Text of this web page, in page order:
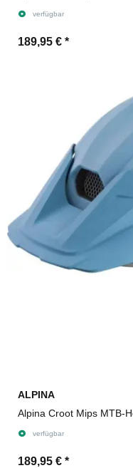
verfügbar
189,95 € *
ALPINA
Alpina Croot Mips MTB-
verfügbar
189,95 € *